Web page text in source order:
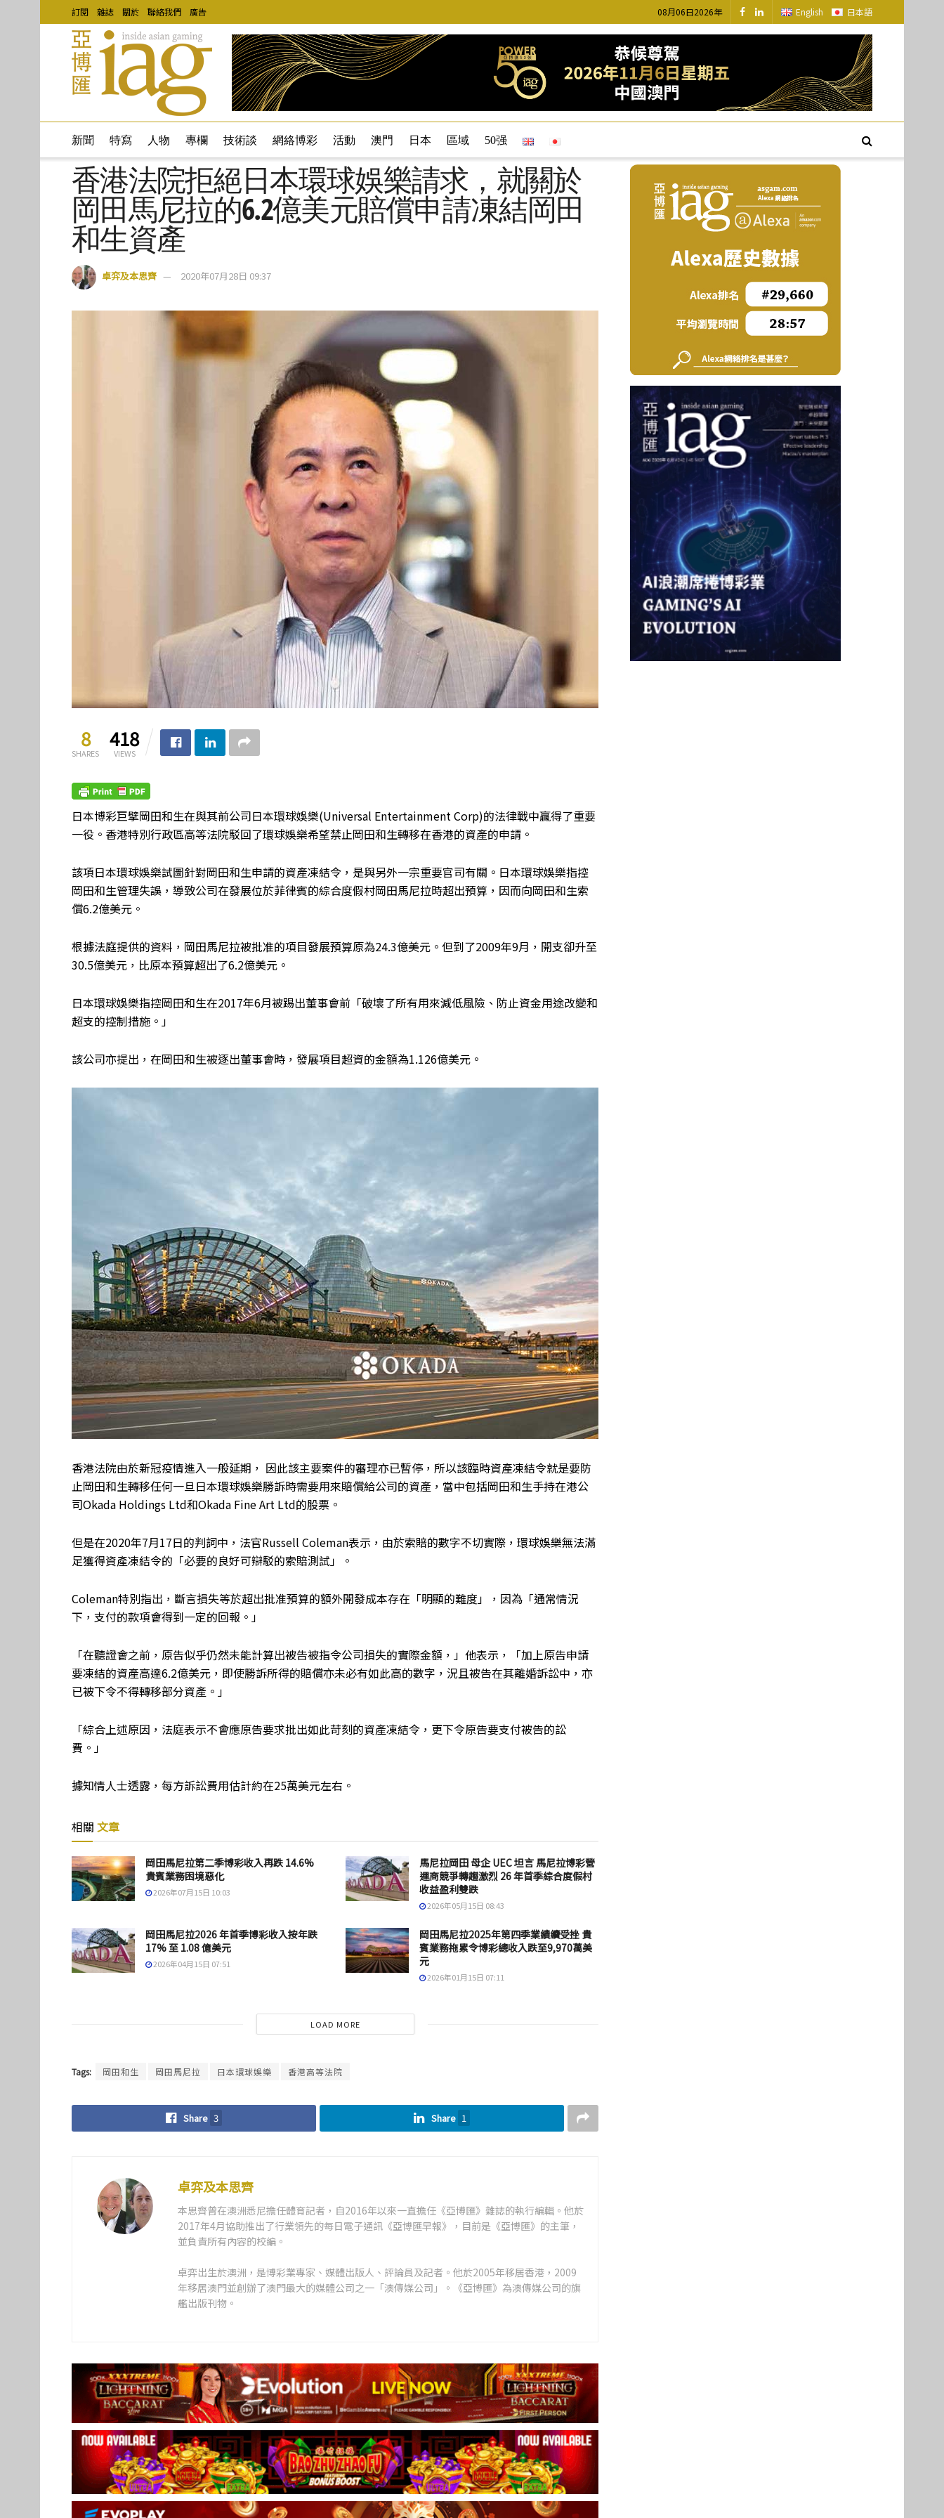
訂閱 雜誌 關於 聯絡我們 廣告 08月06日2026年 English 日本語
新聞 特寫 人物 專欄 技術談 網絡博彩 活動 澳門 日本 區域 50强
香港法院拒絕日本環球娛樂請求，就關於
岡田馬尼拉的6.2億美元賠償申請凍結岡田
和生資產
卓弈及本思齊 2020年07月28日 09:37
8
SHARES
418
VIEWS
日本博彩巨擘岡田和生在與其前公司日本環球娛樂(Universal Entertainment Corp)的法律戰中贏得了重要
一役。香港特別行政區高等法院駁回了環球娛樂希望禁止岡田和生轉移在香港的資產的申請。
該項日本環球娛樂試圖針對岡田和生申請的資產凍結令，是與另外一宗重要官司有關。日本環球娛樂指控
岡田和生管理失誤，導致公司在發展位於菲律賓的綜合度假村岡田馬尼拉時超出預算，因而向岡田和生索
償6.2億美元。
根據法庭提供的資料，岡田馬尼拉被批准的項目發展預算原為24.3億美元。但到了2009年9月，開支卻升至
30.5億美元，比原本預算超出了6.2億美元。
日本環球娛樂指控岡田和生在2017年6月被踢出董事會前「破壞了所有用來減低風險、防止資金用途改變和
超支的控制措施。」
該公司亦提出，在岡田和生被逐出董事會時，發展項目超資的金額為1.126億美元。
香港法院由於新冠疫情進入一般延期， 因此該主要案件的審理亦已暫停，所以該臨時資產凍結令就是要防
止岡田和生轉移任何一旦日本環球娛樂勝訴時需要用來賠償給公司的資產，當中包括岡田和生手持在港公
司Okada Holdings Ltd和Okada Fine Art Ltd的股票。
但是在2020年7月17日的判詞中，法官Russell Coleman表示，由於索賠的數字不切實際，環球娛樂無法滿
足獲得資產凍結令的「必要的良好可辯駁的索賠測試」。
Coleman特別指出，斷言損失等於超出批准預算的額外開發成本存在「明顯的難度」，因為「通常情況
下，支付的款項會得到一定的回報。」
「在聽證會之前，原告似乎仍然未能計算出被告被指令公司損失的實際金額，」他表示，「加上原告申請
要凍結的資產高達6.2億美元，即使勝訴所得的賠償亦未必有如此高的數字，況且被告在其離婚訴訟中，亦
已被下令不得轉移部分資產。」
「綜合上述原因，法庭表示不會應原告要求批出如此苛刻的資產凍結令，更下令原告要支付被告的訟
費。」
據知情人士透露，每方訴訟費用估計約在25萬美元左右。
相關 文章
岡田馬尼拉第二季博彩收入再跌 14.6%
貴賓業務困境惡化
2026年07月15日 10:03
馬尼拉岡田 母企 UEC 坦言 馬尼拉博彩營
運商競爭轉趨激烈 26 年首季綜合度假村
收益盈利雙跌
2026年05月15日 08:43
岡田馬尼拉2026 年首季博彩收入按年跌
17% 至 1.08 億美元
2026年04月15日 07:51
岡田馬尼拉2025年第四季業績續受挫 貴
賓業務拖累令博彩總收入跌至9,970萬美
元
2026年01月15日 07:11
LOAD MORE
Tags: 岡田和生 岡田馬尼拉 日本環球娛樂 香港高等法院
Share 3 Share 1
卓弈及本思齊
本思齊曾在澳洲悉尼擔任體育記者，自2016年以來一直擔任《亞博匯》雜誌的執行編輯。他於
2017年4月協助推出了行業領先的每日電子通訊《亞博匯早報》，目前是《亞博匯》的主筆，
並負責所有內容的校編。
卓弈出生於澳洲，是博彩業專家、媒體出版人、評論員及記者。他於2005年移居香港，2009
年移居澳門並創辦了澳門最大的媒體公司之一「澳傳媒公司」。《亞博匯》為澳傳媒公司的旗
艦出版刊物。